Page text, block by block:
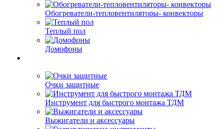
Обогреватели-тепловентиляторы- конвекторы
Теплый пол
Домофоны
Очки защитные
Инструмент для быстрого монтажа ТДМ
Выжигатели и аксессуары